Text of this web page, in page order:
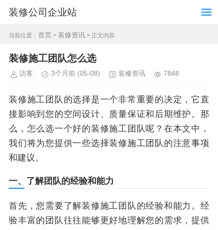
装修公司企业站
当前位置： 首页 > 装修资讯 > 正文内容
装修施工团队怎么选
访客 3个月前 (05-08) 装修资讯 7848
装修施工团队的选择是一个非常重要的决定，它直
接影响到您的空间设计、质量保证和后期维护。那
么，怎么选一个好的装修施工团队呢？在本文中，
我们将为您提供一些选择装修施工团队的注意事项
和建议。
一、了解团队的经验和能力
首先，您需要了解装修施工团队的经验和能力。经
验丰富的团队往往能够更好地理解您的需求，提供